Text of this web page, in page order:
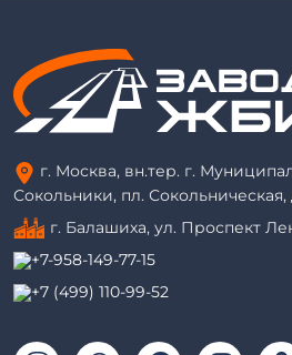
г. Москва, вн.тер. г.
Сокольники, пл.
г. Балашиха, ул. Проспект
+7-958-149-77-15
+7 (499) 110-99-52